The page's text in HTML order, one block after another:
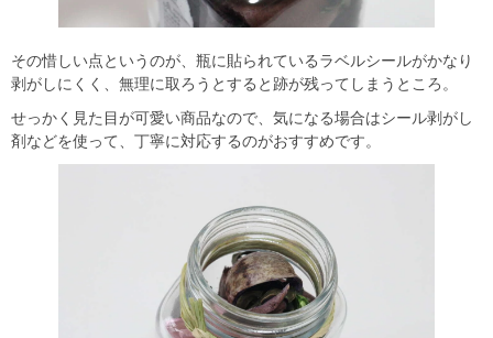
その惜しい点というのが、瓶に貼られているラベルシールがかなり
剥がしにくく、無理に取ろうとすると跡が残ってしまうところ。
せっかく見た目が可愛い商品なので、気になる場合はシール剥がし
剤などを使って、丁寧に対応するのがおすすめです。